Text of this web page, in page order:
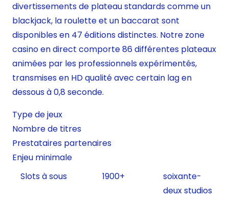
divertissements de plateau standards comme un
blackjack, la roulette et un baccarat sont
disponibles en 47 éditions distinctes. Notre zone
casino en direct comporte 86 différentes plateaux
animées par les professionnels expérimentés,
transmises en HD qualité avec certain lag en
dessous à 0,8 seconde.
Type de jeux
Nombre de titres
Prestataires partenaires
Enjeu minimale
Slots à sous
1900+
soixante-
deux studios